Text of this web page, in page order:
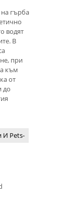
гърба
водят
В
при
към
от
до
И Pets-